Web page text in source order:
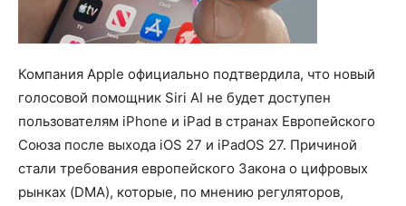
Компания Apple официально подтвердила, что новый
голосовой помощник Siri AI не будет доступен
пользователям iPhone и iPad в странах Европейского
Союза после выхода iOS 27 и iPadOS 27. Причиной
стали требования европейского Закона о цифровых
рынках (DMA), которые, по мнению регуляторов,